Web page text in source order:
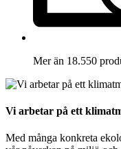
Mer än 18.550
Vi arbetar på ett
Med många konkreta